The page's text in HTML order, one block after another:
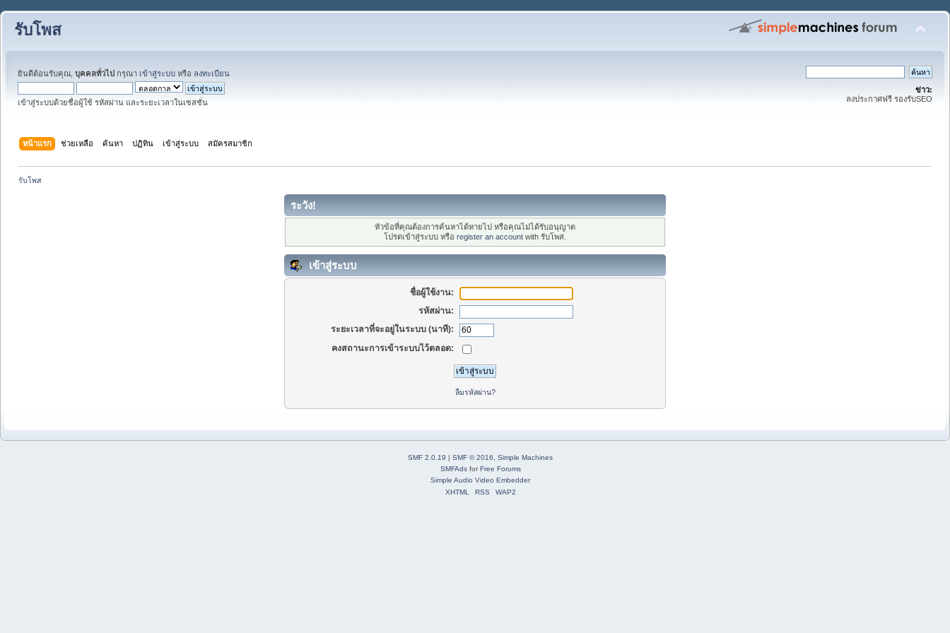
รับโพส
ยินดีต้อนรับคุณ, บุคคลทั่วไป กรุณา เข้าสู่ระบบ หรือ ลงทะเบียน
เข้าสู่ระบบด้วยชื่อผู้ใช้ รหัสผ่าน และระยะเวลาในเซสชั่น
ข่าว:
ลงประกาศฟรี รองรับSEO
หน้าแรก ช่วยเหลือ ค้นหา ปฏิทิน เข้าสู่ระบบ สมัครสมาชิก
รับโพส
ระวัง!
หัวข้อที่คุณต้องการค้นหาได้หายไป หรือคุณไม่ได้รับอนุญาต
โปรดเข้าสู่ระบบ หรือ register an account with รับโพส.
เข้าสู่ระบบ
ชื่อผู้ใช้งาน:
รหัสผ่าน:
ระยะเวลาที่จะอยู่ในระบบ (นาที):
คงสถานะการเข้าระบบไว้ตลอด:
ลืมรหัสผ่าน?
SMF 2.0.19 | SMF © 2016
Simple Machines
SMFAdsforFree Forums
Simple Audio Video Embedder
XHTML
RSS WAP2